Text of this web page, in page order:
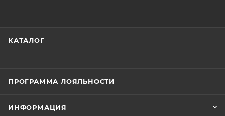
КАТАЛОГ
ПРОГРАММА ЛОЯЛЬНОСТИ
ИНФОРМАЦИЯ